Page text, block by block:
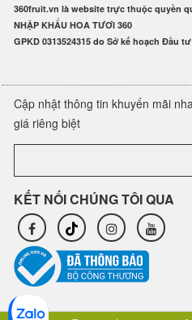
360fruit.vn là website trực thuộc quyền
NHẬP KHẨU HOA TƯƠI 360
GPKD 0313524315 do Sở kế hoạch Đầu
Cập nhật thông tin khuyến mãi
giá riêng biệt
KẾT NỐI CHÚNG TÔI QUA